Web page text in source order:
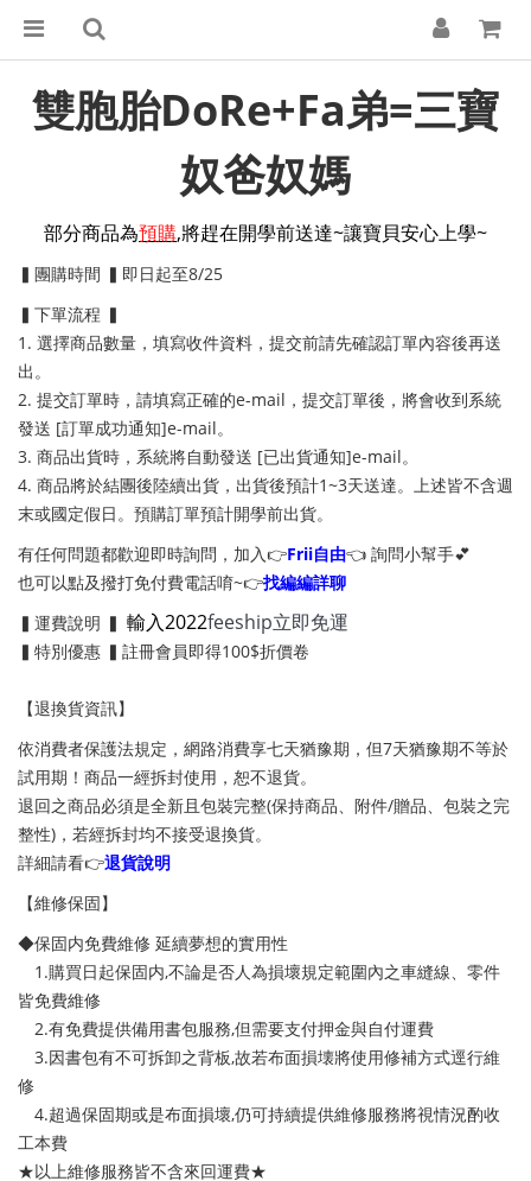
雙胞胎DoRe+Fa弟=三寶
奴爸奴媽
部分商品為預購,將趕在開學前送達~讓寶貝安心上學~
▍團購時間 ▍ 即日起至8/25
▍下單流程 ▍
1. 選擇商品數量，填寫收件資料，提交前請先確認訂單內容後再送
出。
2. 提交訂單時，請填寫正確的e-mail，提交訂單後，將會收到系統
發送 [訂單成功通知]e-mail。
3. 商品出貨時，系統將自動發送 [已出貨通知]e-mail。
4. 商品將於結團後陸續出貨，出貨後預計1~3天送達。上述皆不含週
末或國定假日。預購訂單預計開學前出貨。
有任何問題都歡迎即時詢問，加入👉Frii自由👈 詢問小幫手💕
也可以點及撥打免付費電話唷~👉找編編詳聊
▍運費說明 ▍ 輸入2022feeship立即免運
▍特別優惠 ▍註冊會員即得100$折價卷
【退換貨資訊】
依消費者保護法規定，網路消費享七天猶豫期，但7天猶豫期不等於
試用期！商品一經拆封使用，恕不退貨。
退回之商品必須是全新且包裝完整(保持商品、附件/贈品、包裝之完
整性)，若經拆封均不接受退換貨。
詳細請看👉退貨說明
【維修保固】
◆保固内免費維修 延續夢想的實用性
1.購買日起保固内,不論是否人為損壞規定範圍內之車縫線、零件
皆免費維修
2.有免費提供備用書包服務,但需要支付押金與自付運費
3.因書包有不可拆卸之背板,故若布面損壊將使用修補方式逕行維
修
4.超過保固期或是布面損壞,仍可持續提供維修服務將視情況酌收
工本費
★以上維修服務皆不含來回運費★